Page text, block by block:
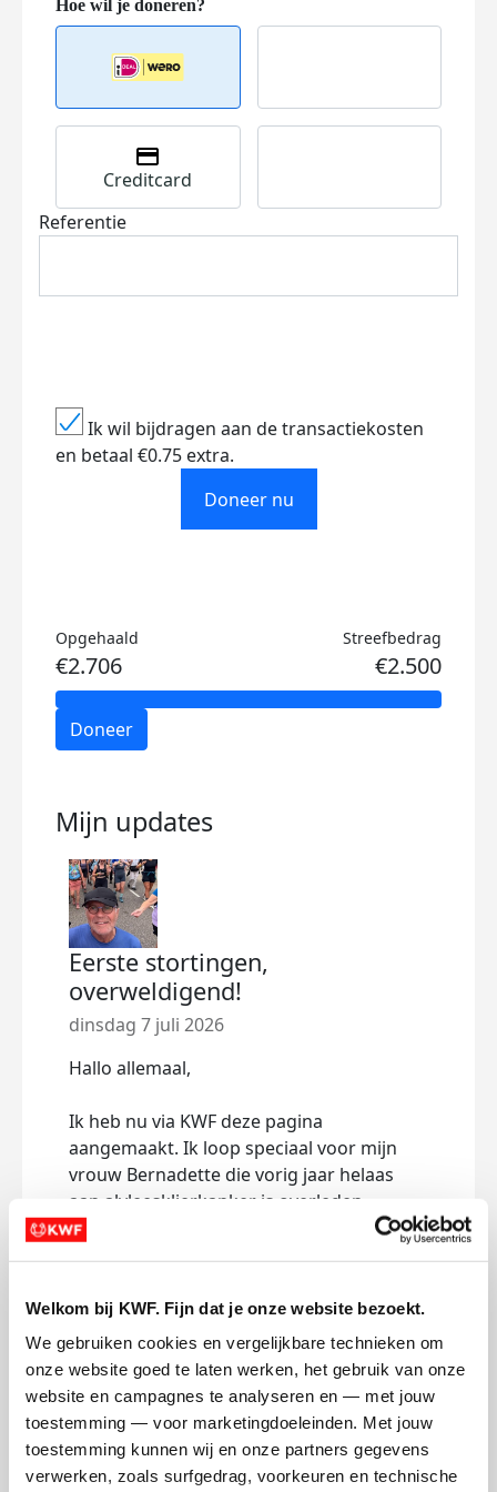
Welkom bij KWF. Fijn dat je onze website bezoekt.
We gebruiken cookies en vergelijkbare technieken om
onze website goed te laten werken, het gebruik van onze
website en campagnes te analyseren en — met jouw
toestemming — voor marketingdoeleinden. Met jouw
toestemming kunnen wij en onze partners gegevens
verwerken, zoals surfgedrag, voorkeuren en technische
Creditcard
Referentie
Ik wil bijdragen aan de transactiekosten
en betaal €0.75 extra.
Doneer nu
Opgehaald
€2.706
Streefbedrag
€2.500
Doneer
Mijn updates
Eerste stortingen,
overweldigend!
dinsdag 7 juli 2026
Hallo allemaal,
Ik heb nu via KWF deze pagina
aangemaakt. Ik loop speciaal voor mijn
vrouw Bernadette die vorig jaar helaas
aan alvleesklierkanker is overleden.
op mijn privé rekening gedaan. Maar liefst
€ 1.353,-! Dank familie en vrienden
hiervoor! Dit bedrag heb ik meteen
doorgestort naar KWF zoals je kan zien.
Alle nieuwe stortingen gaan nu direct naar
KWF.
Via o.a. Facebook ga ik deze actie nu ook